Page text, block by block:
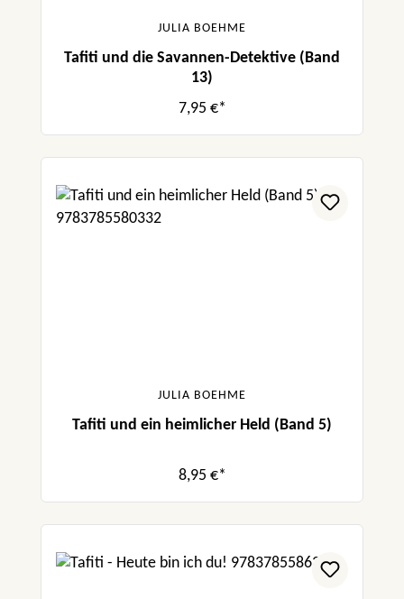
JULIA BOEHME
Tafiti und die Savannen-Detektive (Band
13)
7,95 €*
JULIA BOEHME
Tafiti und ein heimlicher Held (Band 5)
8,95 €*